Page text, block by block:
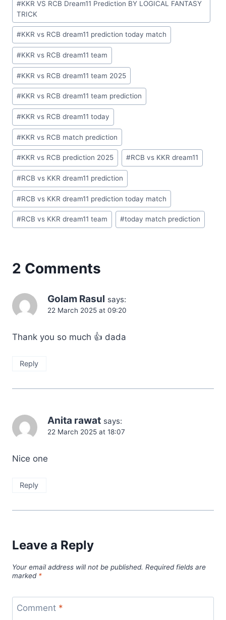
#KKR VS RCB Dream11 Prediction BY LOGICAL FANTASY
TRICK
#KKR vs RCB dream11 prediction today match
#KKR vs RCB dream11 team
#KKR vs RCB dream11 team 2025
#KKR vs RCB dream11 team prediction
#KKR vs RCB dream11 today
#KKR vs RCB match prediction
#KKR vs RCB prediction 2025 #RCB vs KKR dream11
#RCB vs KKR dream11 prediction
#RCB vs KKR dream11 prediction today match
#RCB vs KKR dream11 team #today match prediction
2 Comments
Golam Rasul says:
22 March 2025 at 09:20
Thank you so much 👍 dada
Reply
Anita rawat says:
22 March 2025 at 18:07
Nice one
Reply
Leave a Reply
Your email address will not be published. Required fields are
marked *
Comment *